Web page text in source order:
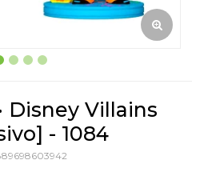
Disney Villains
- 1084